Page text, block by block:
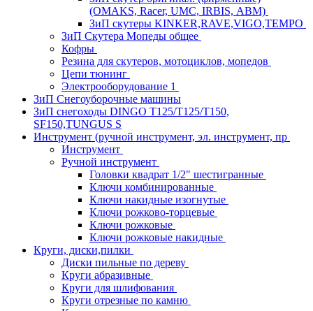
(OMAKS, Racer, UMC, IRBIS, АВМ)
ЗиП скутеры KINKER,RAVE,VIGO,TEMPO
ЗиП Скутера Мопеды общее
Кофры
Резина для скутеров, мотоциклов, мопедов
Цепи тюнинг
Электрооборудование 1
ЗиП Снегоуборочные машины
ЗиП снегоходы DINGO T125/T125/T150,
SF150,TUNGUS S
Инструмент (ручной инструмент, эл. инструмент, пр
Инструмент
Ручной инструмент
Головки квадрат 1/2" шестигранные
Ключи комбинированные
Ключи накидные изогнутые
Ключи рожково-торцевые
Ключи рожковые
Ключи рожковые накидные
Круги, диски,пилки
Диски пильные по дереву
Круги абразивные
Круги для шлифования
Круги отрезные по камню